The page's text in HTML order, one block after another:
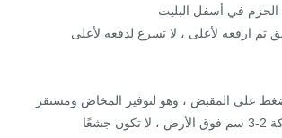
في أسفل البليت
ارفعه لأعلى ، لا تسرع لدفعه لأعلى
على المقبض ، وهو لتوفير المخاض ومستقر